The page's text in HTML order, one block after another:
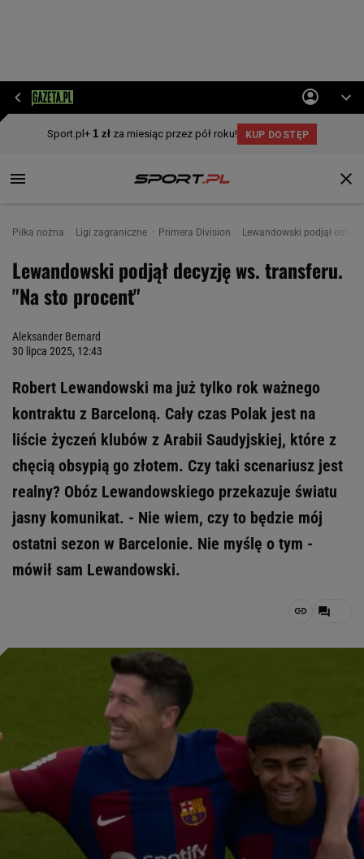
Piłka nożna Ligi zagraniczne Primera Division Lewandowski podjął
Lewandowski podjął decyzję ws. transferu.
"Na sto procent"
Aleksander Bernard
30 lipca 2025, 12:43
Robert Lewandowski ma już tylko rok ważnego
kontraktu z Barceloną. Cały czas Polak jest na
liście życzeń klubów z Arabii Saudyjskiej, które z
chęcią obsypią go złotem. Czy taki scenariusz jest
realny? Obóz Lewandowskiego przekazuje światu
jasny komunikat. - Nie wiem, czy to będzie mój
ostatni sezon w Barcelonie. Nie myślę o tym -
mówił sam Lewandowski.